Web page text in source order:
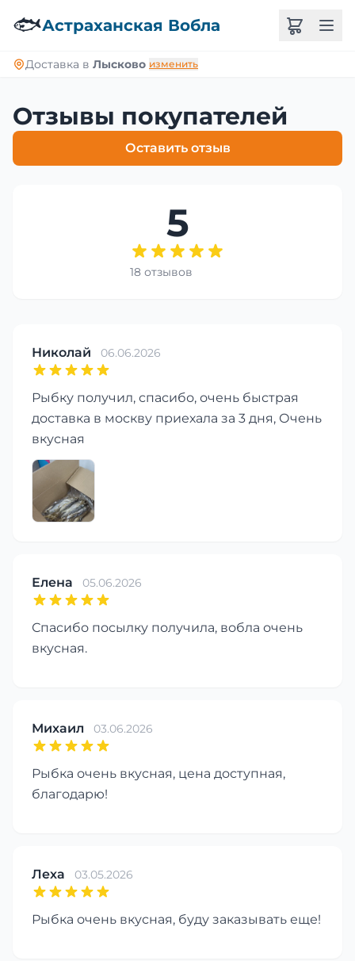
🐟Астраханская Вобла
Доставка в Лысково изменить
Отзывы покупателей
Оставить отзыв
5
18 отзывов
Николай 06.06.2026
Рыбку получил, спасибо, очень быстрая
доставка в москву приехала за 3 дня, Очень
вкусная
Елена 05.06.2026
Спасибо посылку получила, вобла очень
вкусная.
Михаил 03.06.2026
Рыбка очень вкусная, цена доступная,
благодарю!
Леха 03.05.2026
Рыбка очень вкусная, буду заказывать еще!